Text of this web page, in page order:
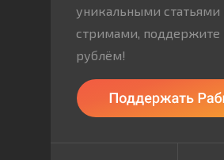
уникальными статьями
стримами, поддержите
рублём!